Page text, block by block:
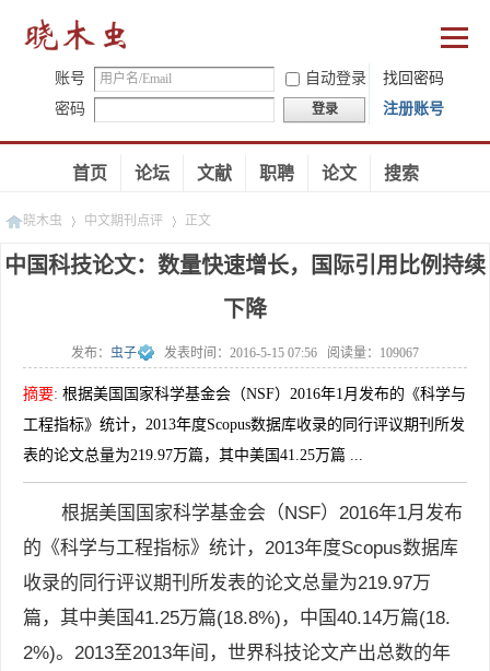
账号 自动登录
找回密码
密码
登录 注册账号
首页 论坛 文献 职聘 论文 搜索
晓木虫 中文期刊点评 正文
中国科技论文：数量快速增长，国际引用比例持续
下降
发布： 虫子 发表时间： 2016-5-15 07:56 阅读量： 109067
摘要: 根据美国国家科学基金会（NSF）2016年1月发布的《科学与
工程指标》统计，2013年度Scopus数据库收录的同行评议期刊所发
表的论文总量为219.97万篇，其中美国41.25万篇 ...
根据美国国家科学基金会（NSF）2016年1月发布
的《科学与工程指标》统计，2013年度Scopus数据库
收录的同行评议期刊所发表的论文总量为219.97万
篇，其中美国41.25万篇(18.8%)，中国40.14万篇(18.
2%)。2013至2013年间，世界科技论文产出总数的年